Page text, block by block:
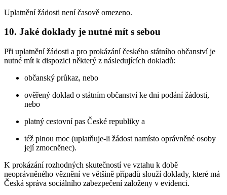
Uplatnění žádosti není časově omezeno.
10. Jaké doklady je nutné mít s sebou
Při uplatnění žádosti a pro prokázání českého státního občanství je
nutné mít k dispozici některý z následujících dokladů:
občanský průkaz, nebo
ověřený doklad o státním občanství ke dni podání žádosti,
nebo
platný cestovní pas České republiky a
též plnou moc (uplatňuje-li žádost namísto oprávněné osoby
její zmocněnec).
K prokázání rozhodných skutečností ve vztahu k době
neoprávněného věznění ve většině případů slouží doklady, které má
Česká správa sociálního zabezpečení založeny v evidenci.